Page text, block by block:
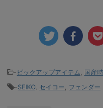
-ピックアップアイテム 国産
-SEIKO セイコー フェンダー